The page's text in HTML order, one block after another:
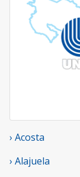
› Acosta
› Alajuela